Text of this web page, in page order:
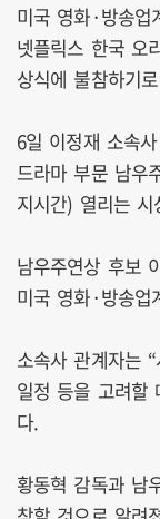
미국 영화·방송업
넷플릭스 한국 오
상식에 불참하기
6일 이정재 소속
드라마 부문 남우
지시간) 열리는
남우주연상 후보
미국 영화·방송업
소속사 관계자는
일정 등을 고려할
다.
황동혁 감독과 남